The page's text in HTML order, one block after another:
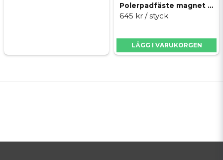
Polerpadfäste magnet Ø100mm, Click-lock uni
645 kr / styck
LÄGG I VARUKORGEN